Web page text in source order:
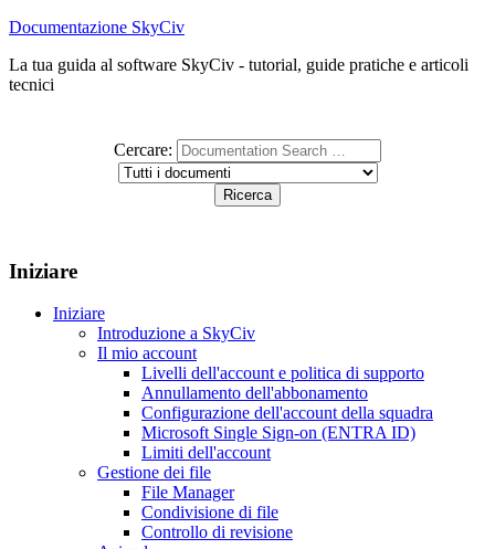
Documentazione SkyCiv
La tua guida al software SkyCiv - tutorial, guide pratiche e articoli
tecnici
Cercare:
Iniziare
Iniziare
Introduzione a SkyCiv
Il mio account
Livelli dell'account e politica di supporto
Annullamento dell'abbonamento
Configurazione dell'account della squadra
Microsoft Single Sign-on (ENTRA ID)
Limiti dell'account
Gestione dei file
File Manager
Condivisione di file
Controllo di revisione